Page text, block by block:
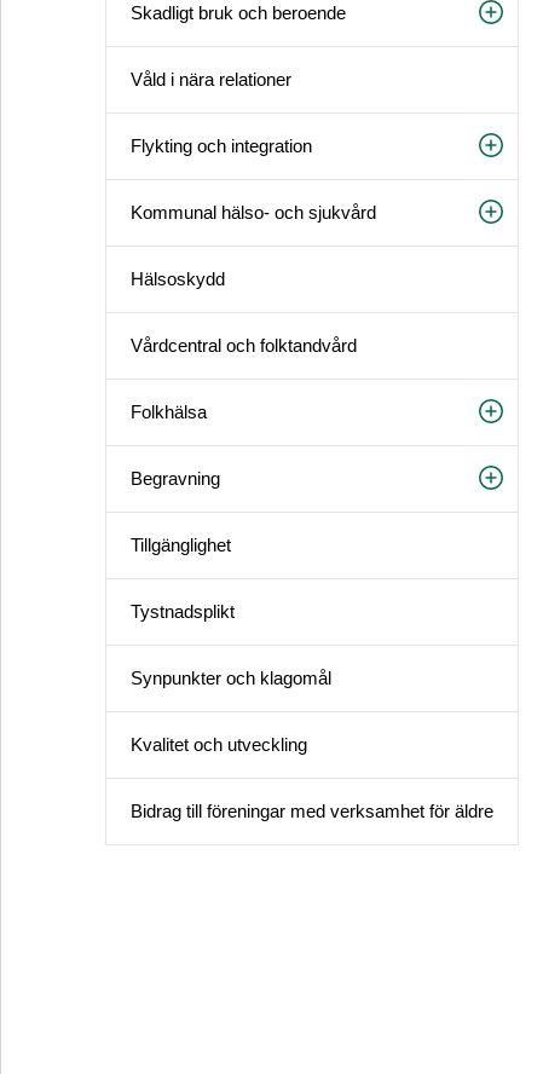
Skadligt bruk och beroende
Våld i nära relationer
Flykting och integration
Kommunal hälso- och sjukvård
Hälsoskydd
Vårdcentral och folktandvård
Folkhälsa
Begravning
Tillgänglighet
Tystnadsplikt
Synpunkter och klagomål
Kvalitet och utveckling
Bidrag till föreningar med verksamhet för äldre